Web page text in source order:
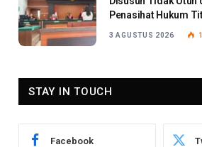
Penasihat Hukum
3 AGUSTUS 2026
STAY IN TOUCH
Facebook